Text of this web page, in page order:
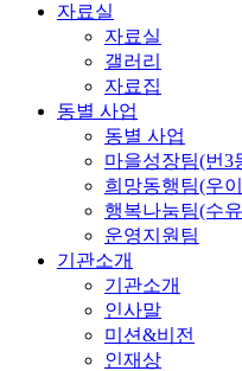
자료실
자료실
갤러리
자료집
동별 사업
동별 사업
마을성장팀(번3
희망동행팀(우
행복나눔팀(수
운영지원팀
기관소개
기관소개
인사말
미션&비전
인재상